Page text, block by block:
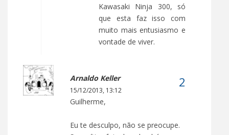
Kawasaki Ninja 300, só
que esta faz isso com
muito mais entusiasmo e
vontade de viver.
Arnaldo Keller
15/12/2013, 13:12
Guilherme,
Eu te desculpo, não se preocupe.